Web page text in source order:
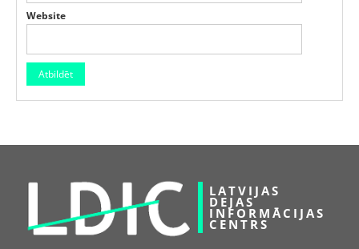
Website
LATVIJAS
DEJAS
INFORMĀCIJAS
CENTRS